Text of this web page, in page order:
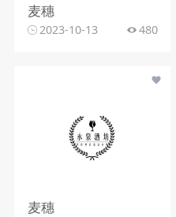
麦穗
2023-10-13 480
麦穗